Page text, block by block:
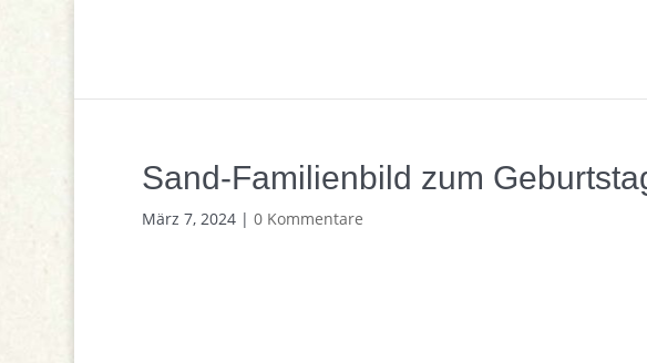
Sand-Familienbild zum
März 7, 2024| 0 Kommentare